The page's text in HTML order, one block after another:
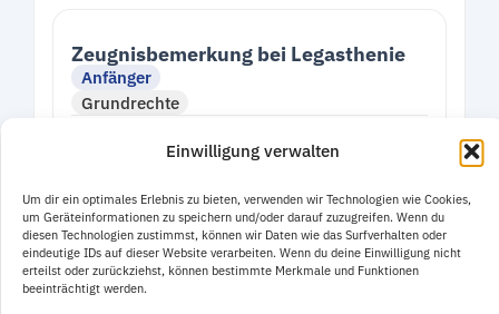
Einwilligung verwalten
Um dir ein optimales Erlebnis zu bieten, verwenden wir Technologien wie Cookies,
um Geräteinformationen zu speichern und/oder darauf zuzugreifen. Wenn du
diesen Technologien zustimmst, können wir Daten wie das Surfverhalten oder
eindeutige IDs auf dieser Website verarbeiten. Wenn du deine Einwilligung nicht
erteilst oder zurückziehst, können bestimmte Merkmale und Funktionen
beeinträchtigt werden.
Zeugnisbemerkung bei Legasthenie
Anfänger
Grundrechte
Details